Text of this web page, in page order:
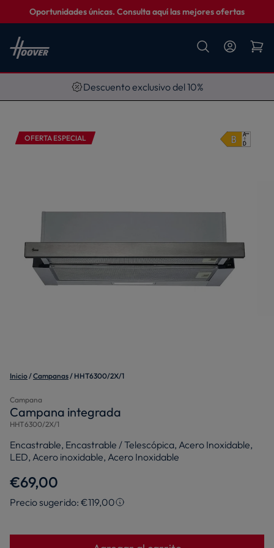
Oportunidades únicas. Consulta aquí las mejores ofertas
Descuento exclusivo del 10%
OFERTA ESPECIAL
Inicio Campanas HHT6300/2X/1
Campana
Campana integrada
HHT6300/2X/1
Encastrable, Encastrable / Telescópica, Acero Inoxidable,
LED, Acero inoxidable, Acero Inoxidable
€69,00
Precio sugerido: €119,00
El precio sugerido es el precio de venta que